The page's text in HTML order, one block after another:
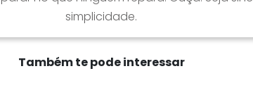
simplicidade.
Também te pode interessar